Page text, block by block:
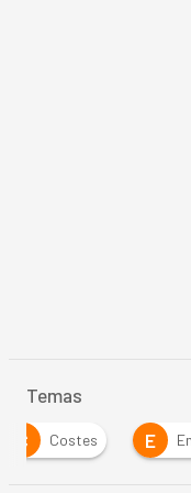
Temas
C
Costes E